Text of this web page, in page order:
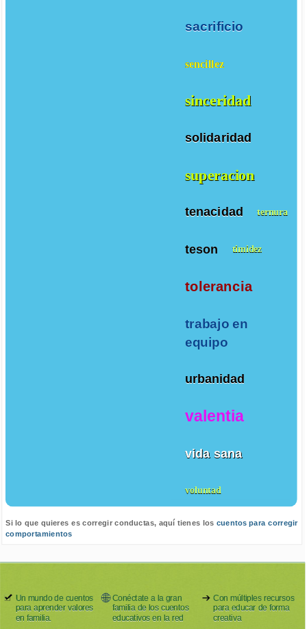
sacrificio
sencillez
sinceridad
solidaridad
superacion
tenacidad ternura
teson timidez
tolerancia
trabajo en
equipo
urbanidad
valentia
vida sana
voluntad
Si lo que quieres es corregir conductas, aquí tienes los cuentos para corregir
comportamientos
Un mundo de cuentos
para aprender valores
en familia.
Conéctate a la gran
familia de los cuentos
educativos en la red
Con múltiples recursos
para educar de forma
creativa